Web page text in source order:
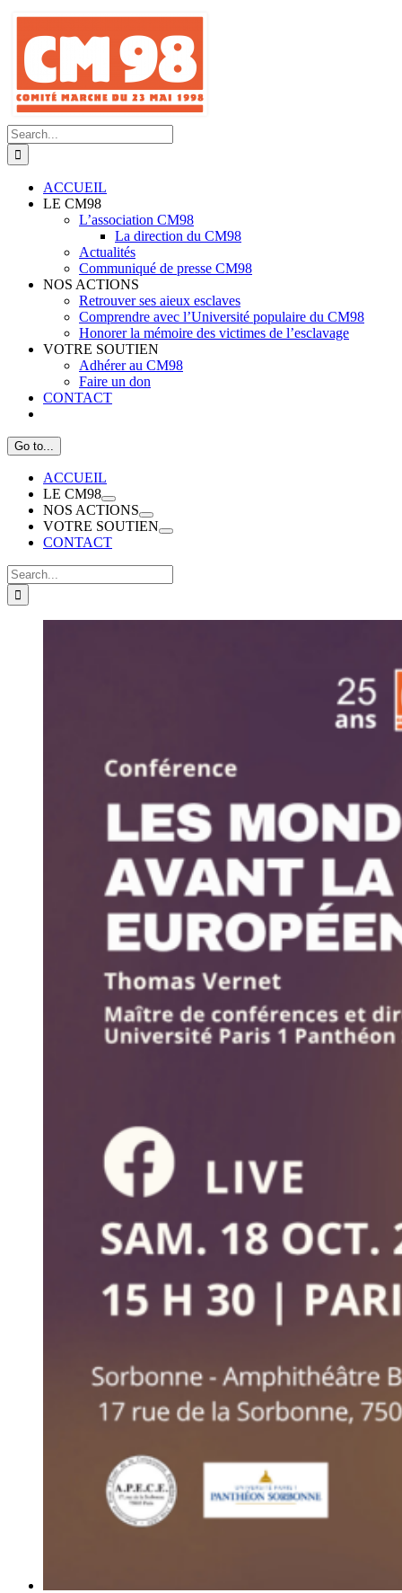
Skip
content
Search
for:
ACCUEIL
LE CM98
L’association CM98
La direction du CM98
Actualités
Communiqué de presse CM98
NOS ACTIONS
Retrouver ses aieux esclaves
Comprendre avec l’Université populaire du CM98
Honorer la mémoire des victimes de l’esclavage
VOTRE SOUTIEN
Adhérer au CM98
Faire un don
CONTACT
Go to...
ACCUEIL
LE CM98
NOS ACTIONS
VOTRE SOUTIEN
CONTACT
Search
for: